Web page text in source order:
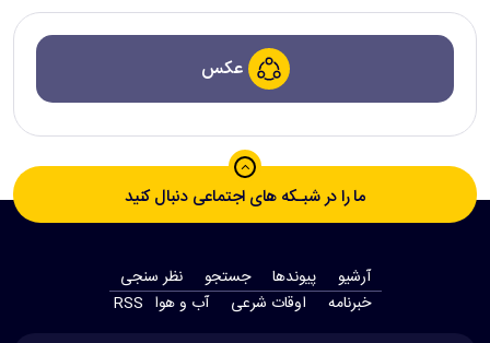
عکس
ما را در شبـکه های اجتماعی دنبال کنید
آرشیو پیوندها جستجو
نظر سنجی
‫خبرنامه‬
اوقات شرعی آب و هوا RSS